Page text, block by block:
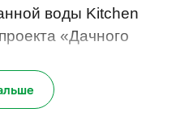
воды Kitchen
«Дачного